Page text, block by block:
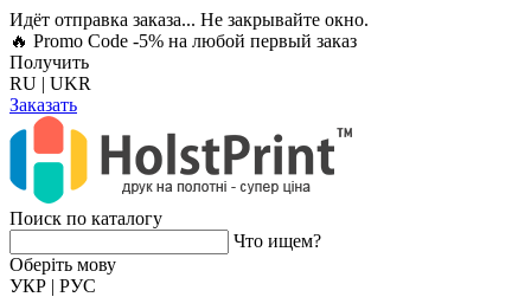
Идёт отправка заказа... Не закрывайте окно.
🔥 Promo Code -5% на любой первый заказ
Получить
RU | UKR
Заказать
Поиск по каталогу
Что ищем?
Оберiть мову
УКР | РУС